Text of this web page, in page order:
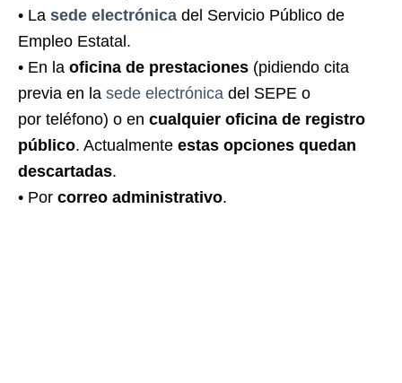
• La sede electrónica del Servicio Público de
Empleo Estatal.
• En la oficina de prestaciones (pidiendo cita
previa en la sede electrónica del SEPE o
por teléfono) o en cualquier oficina de registro
público. Actualmente estas opciones quedan
descartadas.
• Por correo administrativo.